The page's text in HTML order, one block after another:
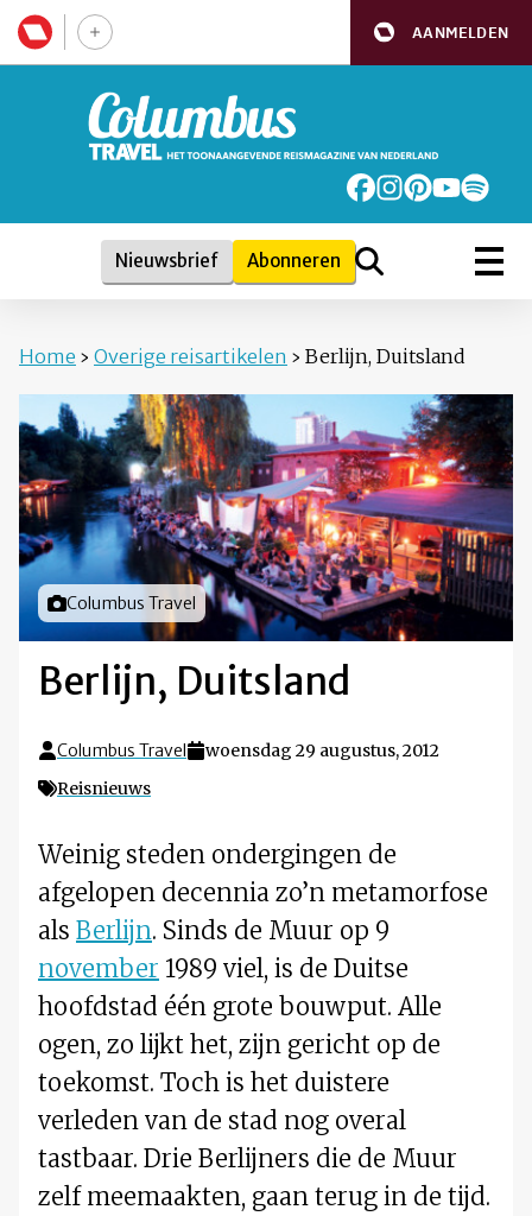
AANMELDEN
Nieuwsbrief Abonneren
Home › Overige reisartikelen › Berlijn, Duitsland
Foto door
Columbus Travel
Berlijn, Duitsland
Columbus Travel
woensdag 29 augustus, 2012
Reisnieuws
Weinig steden ondergingen de
afgelopen decennia zo’n metamorfose
als Berlijn. Sinds de Muur op 9
november 1989 viel, is de Duitse
hoofdstad één grote bouwput. Alle
ogen, zo lijkt het, zijn gericht op de
toekomst. Toch is het duistere
verleden van de stad nog overal
tastbaar. Drie Berlijners die de Muur
zelf meemaakten, gaan terug in de tijd.